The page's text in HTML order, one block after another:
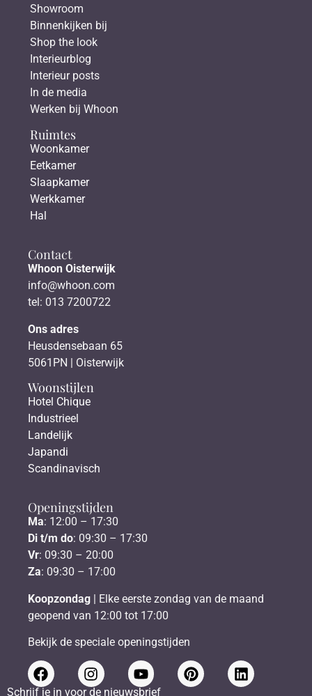
Showroom
Binnenkijken bij
Shop the look
Interieurblog
Interieur posts
In de media
Werken bij Whoon
Ruimtes
Woonkamer
Eetkamer
Slaapkamer
Werkkamer
Hal
Contact
Whoon Oisterwijk
info@whoon.com
tel: 013 7200722
Ons adres
Heusdensebaan 65
5061PN | Oisterwijk
Woonstijlen
Hotel Chique
Industrieel
Landelijk
Japandi
Scandinavisch
Openingstijden
Ma: 12:00 – 17:30
Di t/m do: 09:30 – 17:30
Vr: 09:30 – 20:00
Za: 09:30 – 17:00
Koopzondag | Elke eerste zondag van de maand
geopend van 12:00 tot 17:00
Bekijk de speciale openingstijden
Schrijf je in voor de nieuwsbrief